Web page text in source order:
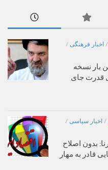
/ اخبار فرهنگی /
بار نسخه
قدرت جای
/ اخبار سیاسی /
بدون اصلاح
قادر به مهار